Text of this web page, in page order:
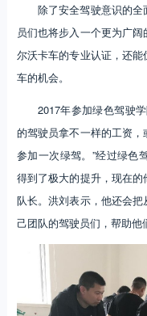
除了安全驾驶意识的
员们也将步入一个更为广
尔沃卡车的专业认证，还
车的机会。
2017年参加绿色驾驶
的驾驶员拿不一样的工资
参加一次绿驾。”经过绿色
得到了极大的提升，现在
队长。洪刘表示，他还会
己团队的驾驶员们，帮助他